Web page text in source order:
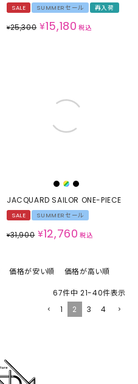
SALE SUMMERセール 再入荷
¥25,300 ¥15,180 税込
JACQUARD SAILOR ONE-PIECE
SALE SUMMERセール
¥31,900 ¥12,760 税込
価格が安い順 価格が高い順
67件中 21-40件表示
1
2 3 4